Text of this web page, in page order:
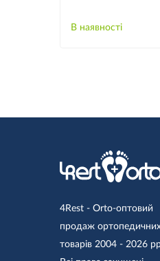
В наявності
4Rest - Orto-оптовий
продаж
товарів 2004 - 2026